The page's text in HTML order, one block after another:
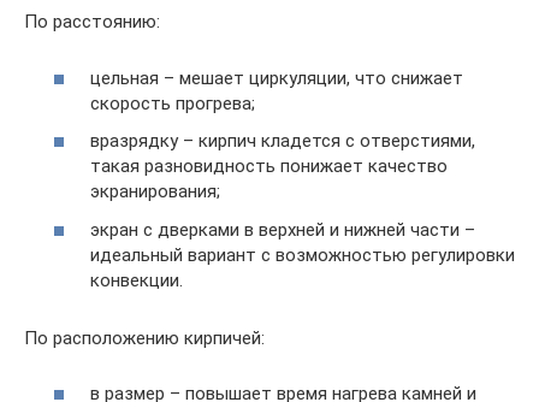
По расстоянию:
цельная – мешает циркуляции, что снижает
скорость прогрева;
вразрядку – кирпич кладется с отверстиями,
такая разновидность понижает качество
экранирования;
экран с дверками в верхней и нижней части –
идеальный вариант с возможностью регулировки
конвекции.
По расположению кирпичей:
в размер – повышает время нагрева камней и